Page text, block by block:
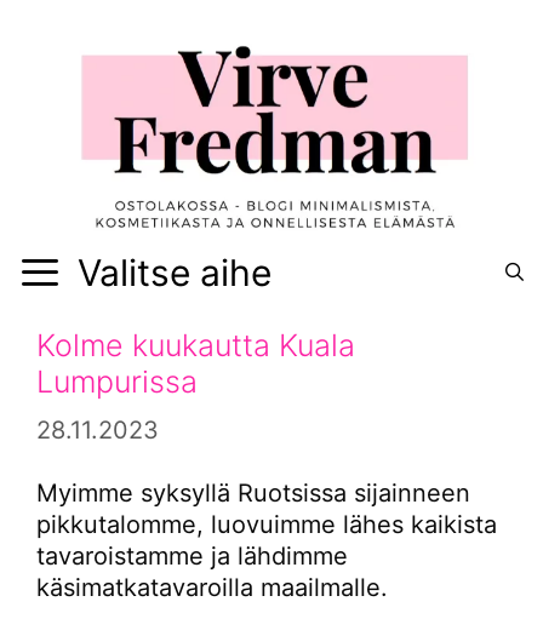
Valitse aihe
Kolme kuukautta Kuala
Lumpurissa
28.11.2023
Myimme syksyllä Ruotsissa sijainneen
pikkutalomme, luovuimme lähes kaikista
tavaroistamme ja lähdimme
käsimatkatavaroilla maailmalle.